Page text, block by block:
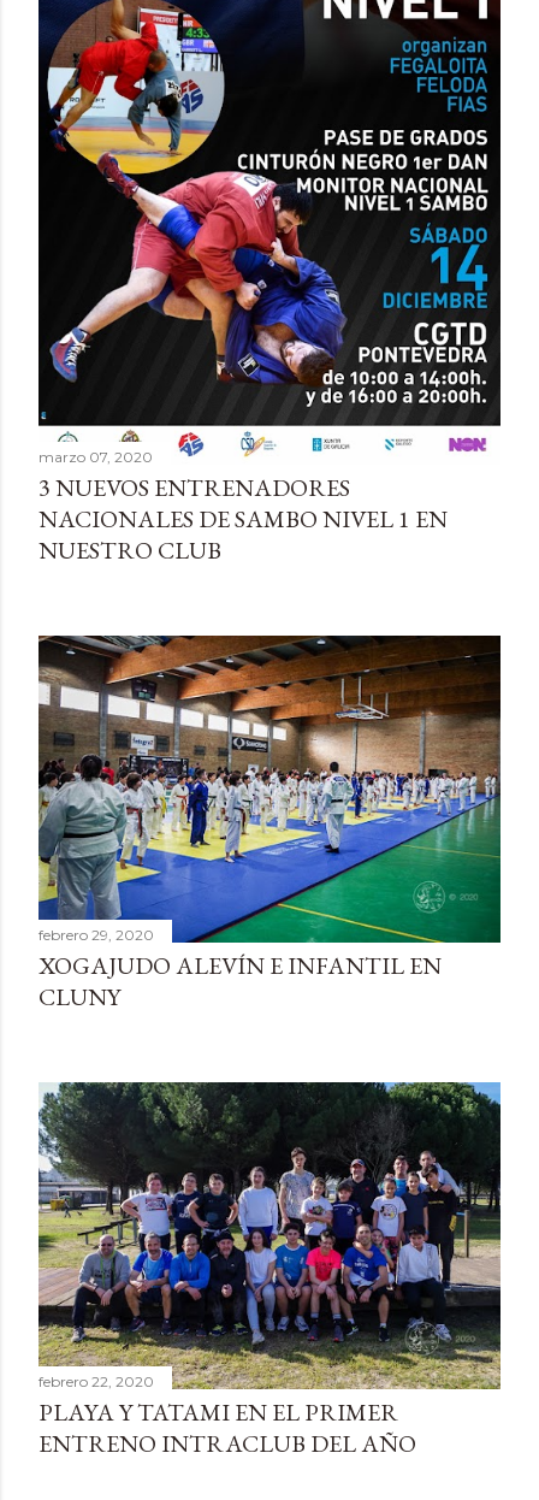
marzo 07, 2020
3 NUEVOS ENTRENADORES
NACIONALES DE SAMBO NIVEL 1 EN
NUESTRO CLUB
febrero 29, 2020
XOGAJUDO ALEVÍN E INFANTIL EN
CLUNY
febrero 22, 2020
PLAYA Y TATAMI EN EL PRIMER
ENTRENO INTRACLUB DEL AÑO